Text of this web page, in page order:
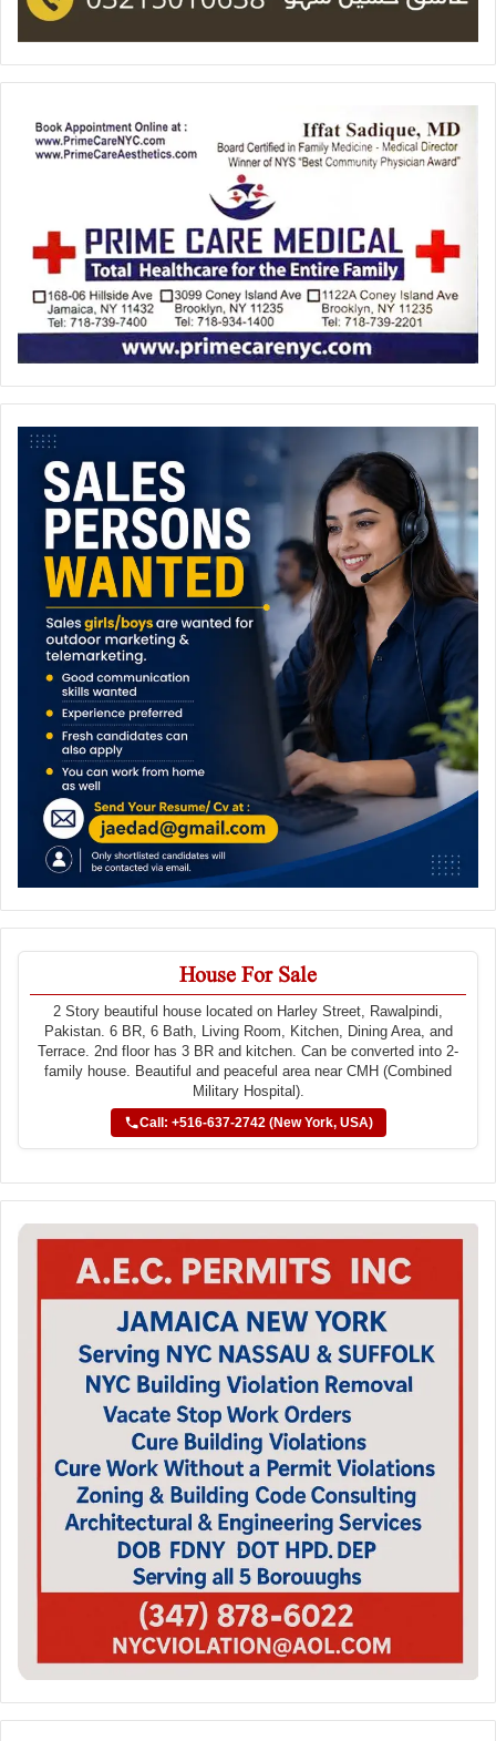
House For Sale
2 Story beautiful house located on Harley Street, Rawalpindi,
Pakistan. 6 BR, 6 Bath, Living Room, Kitchen, Dining Area, and
Terrace. 2nd floor has 3 BR and kitchen. Can be converted into 2-
family house. Beautiful and peaceful area near CMH (Combined
Military Hospital).
Call: +516-637-2742 (New York, USA)